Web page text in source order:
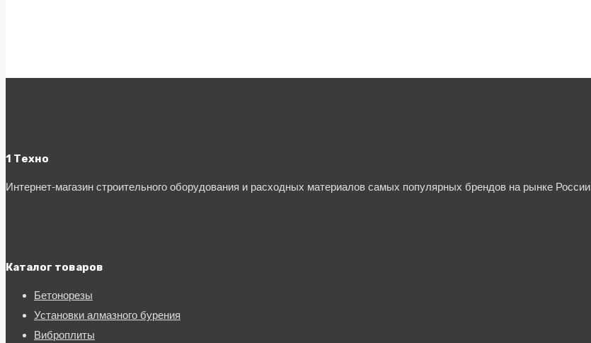
1 Техно
Интернет-магазин строительного оборудования и расходных материалов самых популярных брендов на рынке России
Каталог товаров
Бетонорезы
Установки алмазного бурения
Виброплиты